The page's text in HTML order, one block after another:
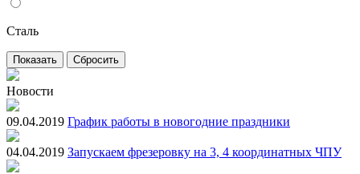
Сталь
Новости
09.04.2019 График работы в новогодние праздники
04.04.2019 Запускаем фрезеровку на 3, 4 координатных ЧПУ